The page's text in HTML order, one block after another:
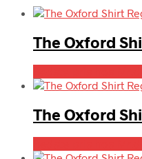
The Oxford
The Oxford